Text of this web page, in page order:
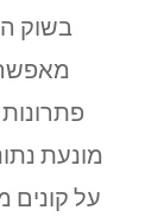
בשוק
מונעת
על קונים